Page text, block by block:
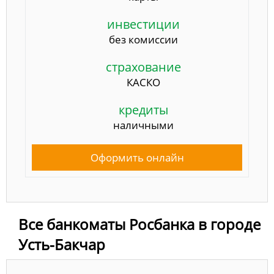
инвестиции
без комиссии
страхование
КАСКО
кредиты
наличными
Оформить онлайн
Все банкоматы Росбанка в городе
Усть-Бакчар